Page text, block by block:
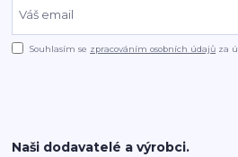
Souhlasím se zpracováním osobních údajů za
Naši dodavatelé a výrobci.